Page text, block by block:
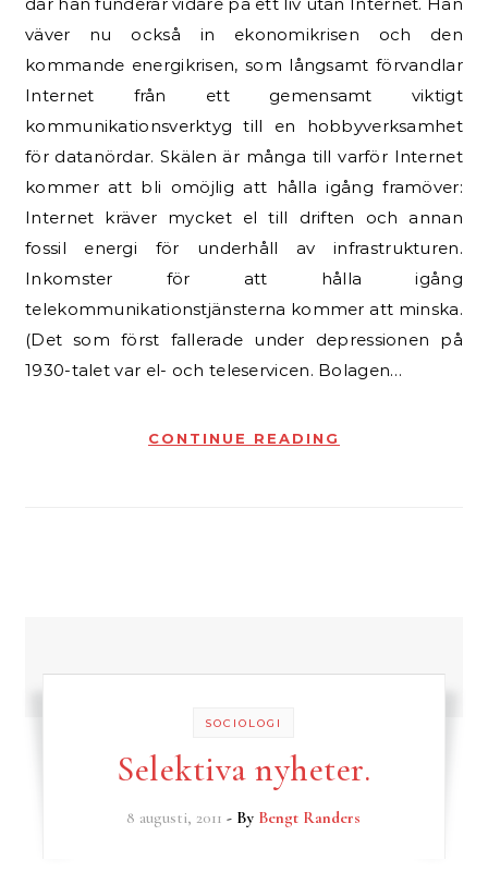
väver nu också in ekonomikrisen och den
kommande energikrisen, som långsamt förvandlar
Internet från ett gemensamt viktigt
kommunikationsverktyg till en hobbyverksamhet
för datanördar. Skälen är många till varför Internet
kommer att bli omöjlig att hålla igång framöver:
Internet kräver mycket el till driften och annan
fossil energi för underhåll av infrastrukturen.
Inkomster för att hålla igång
telekommunikationstjänsterna kommer att minska.
(Det som först fallerade under depressionen på
1930-talet var el- och teleservicen. Bolagen…
CONTINUE READING
SOCIOLOGI
Selektiva nyheter.
8 augusti, 2011 - By Bengt Randers